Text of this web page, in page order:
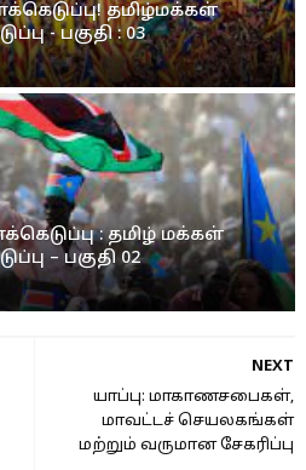
தமிழ்மக்கள்
- பகுதி : 03
: தமிழ் மக்கள்
– பகுதி 02
NEXT
யாப்பு: மாகாணசபைகள்,
மாவட்டச் செயலகங்கள்
மற்றும் வருமான சேகரிப்பு